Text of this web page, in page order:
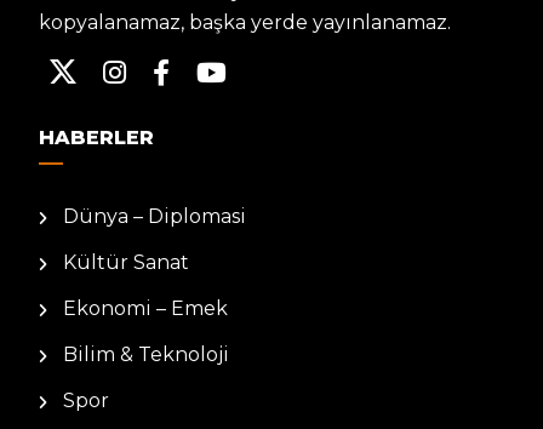
kopyalanamaz, başka yerde yayınlanamaz.
HABERLER
Dünya – Diplomasi
Kültür Sanat
Ekonomi – Emek
Bilim & Teknoloji
Spor